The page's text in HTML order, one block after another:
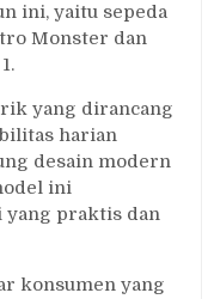
ini, yaitu sepeda
Monster dan
yang dirancang
harian
desain modern
ini
yang praktis dan
konsumen yang